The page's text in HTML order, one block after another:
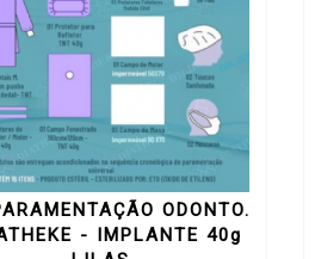
ODONTO.
- IMPLANTE 40g